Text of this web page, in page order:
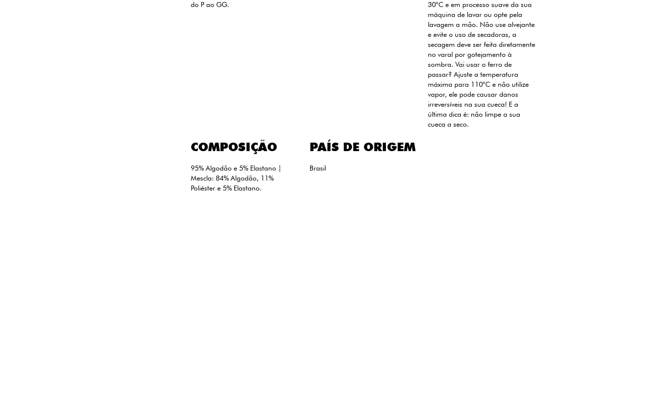
do P ao GG.
30°C e em processo suave da sua
máquina de lavar ou opte pela
lavagem a mão. Não use alvejante
e evite o uso de secadoras, a
secagem deve ser feita diretamente
no varal por gotejamento à
sombra. Vai usar o ferro de
passar? Ajuste a temperatura
máxima para 110°C e não utilize
vapor, ele pode causar danos
irreversíveis na sua cueca! E a
última dica é: não limpe a sua
cueca a seco.
COMPOSIÇÃO
95% Algodão e 5% Elastano |
Mescla: 84% Algodão, 11%
Poliéster e 5% Elastano.
PAÍS DE ORIGEM
Brasil